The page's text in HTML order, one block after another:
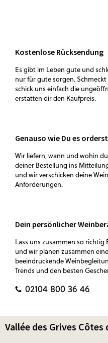
Kostenlose Rücksendung
Es gibt im Leben gute und
nur für gute sorgen.
schick uns einfach die
erstatten dir den Kaufpreis.
Genauso wie Du es orderst
Wir liefern, wann und wohin
deiner Bestellung ins
und wir verschicken deine
Anforderungen.
Dein persönlicher
Lass uns zusammen so richtig
und wir planen zusammen
beeindruckende
Trends und den besten
02104 800 36 46
Vallée des Grives Côtes